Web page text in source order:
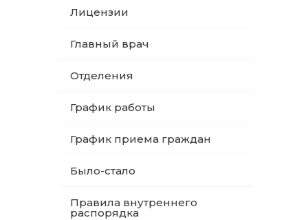
Лицензии
Главный врач
Отделения
График работы
График приема граждан
Было-стало
Правила внутреннего
распорядка